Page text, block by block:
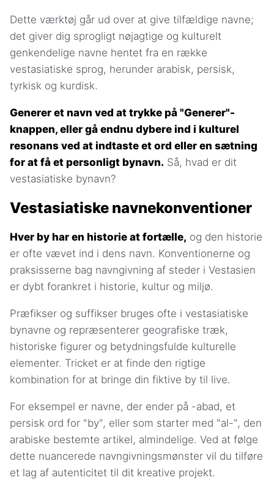
Dette værktøj går ud over at give tilfældige navne;
det giver dig sprogligt nøjagtige og kulturelt
genkendelige navne hentet fra en række
vestasiatiske sprog, herunder arabisk, persisk,
tyrkisk og kurdisk.
Generer et navn ved at trykke på "Generer"-
knappen, eller gå endnu dybere ind i kulturel
resonans ved at indtaste et ord eller en sætning
for at få et personligt bynavn. Så, hvad er dit
vestasiatiske bynavn?
Vestasiatiske navnekonventioner
Hver by har en historie at fortælle, og den historie
er ofte vævet ind i dens navn. Konventionerne og
praksisserne bag navngivning af steder i Vestasien
er dybt forankret i historie, kultur og miljø.
Præfikser og suffikser bruges ofte i vestasiatiske
bynavne og repræsenterer geografiske træk,
historiske figurer og betydningsfulde kulturelle
elementer. Tricket er at finde den rigtige
kombination for at bringe din fiktive by til live.
For eksempel er navne, der ender på -abad, et
persisk ord for "by", eller som starter med "al-", den
arabiske bestemte artikel, almindelige. Ved at følge
dette nuancerede navngivningsmønster vil du tilføre
et lag af autenticitet til dit kreative projekt.